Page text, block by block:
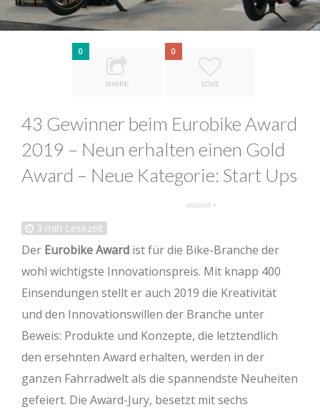
0
SHARE
0
LOVE
43 Gewinner beim Eurobike Award
2019 – Neun erhalten einen Gold
Award – Neue Kategorie: Start Ups
3 min Lesezeit
Der Eurobike Award ist für die Bike-Branche der
wohl wichtigste Innovationspreis. Mit knapp 400
Einsendungen stellt er auch 2019 die Kreativität
und den Innovationswillen der Branche unter
Beweis: Produkte und Konzepte, die letztendlich
den ersehnten Award erhalten, werden in der
ganzen Fahrradwelt als die spannendste Neuheiten
gefeiert. Die Award-Jury, besetzt mit sechs